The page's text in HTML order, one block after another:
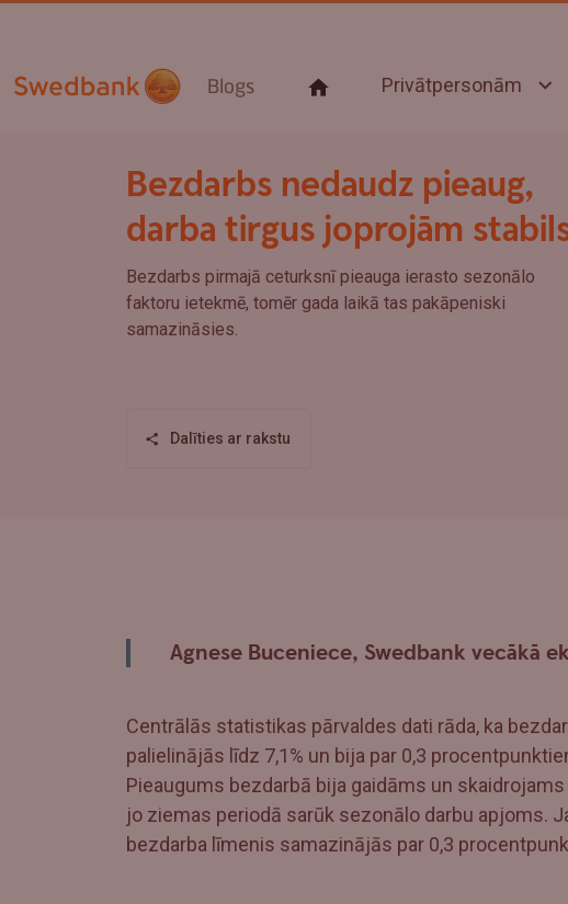
Blogs Privātpersonām
Bezdarbs nedaudz pieaug,
darba tirgus joprojām
Bezdarbs pirmajā ceturksnī pieauga ierasto sezonālo
faktoru ietekmē, tomēr gada laikā tas pakāpeniski
samazināsies.
Dalīties ar rakstu
Agnese Buceniece, Swedbank vecākā
Centrālās statistikas pārvaldes dati rāda, ka
palielinājās līdz 7,1% un bija par 0,3
Pieaugums bezdarbā bija gaidāms un
jo ziemas periodā sarūk sezonālo darbu apjoms.
bezdarba līmenis samazinājās par 0,3